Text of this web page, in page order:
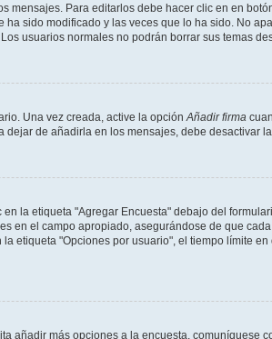
mensajes. Para editarlos debe hacer clic en en
sido modificado y las veces que lo ha sido. No
usuarios normales no podrán borrar sus temas
Una vez creada, active la opción Añadir firma
de añadirla en los mensajes, debe desactivar
la etiqueta "Agregar Encuesta" debajo del
en el campo apropiado, asegurándose de que
etiqueta "Opciones por usuario", el tiempo límite
añadir más opciones a la encuesta, comuníquese